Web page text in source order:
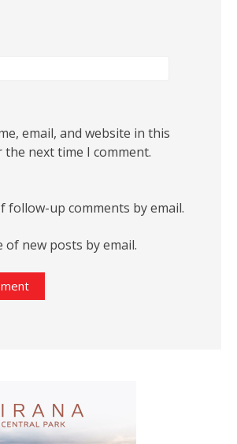
email, and website in this
next time I comment.
follow-up comments by email.
of new posts by email.